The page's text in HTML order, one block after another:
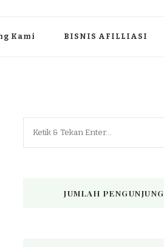
Kami BISNIS AFILLIASI
JUMLAH PENGUNJUNG